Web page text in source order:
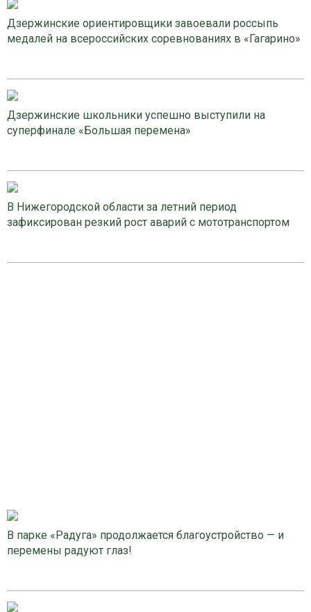
Дзержинские ориентировщики завоевали россыпь
медалей на всероссийских соревнованиях в «Гагарино»
Дзержинские школьники успешно выступили на
суперфинале «Большая перемена»
В Нижегородской области за летний период
зафиксирован резкий рост аварий с мототранспортом
В парке «Радуга» продолжается благоустройство — и
перемены радуют глаз!